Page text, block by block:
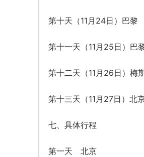
第十天（11月24日）巴黎
第十一天（11月25日）巴
第十二天（11月26日）
第十三天（11月27日）北
七、具体行程
第一天 北京